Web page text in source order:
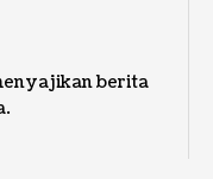
berita